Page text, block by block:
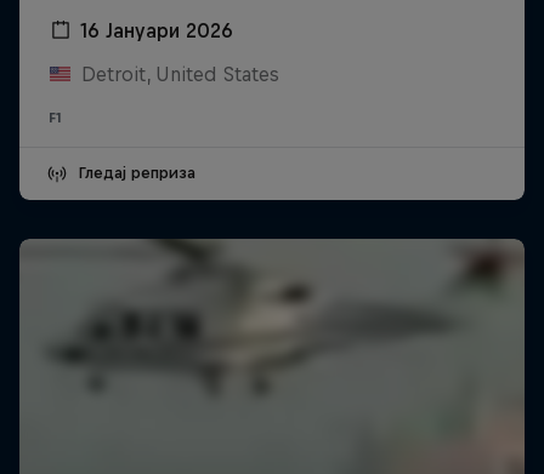
16 Јануари 2026
Detroit, United States
F1
Гледај реприза